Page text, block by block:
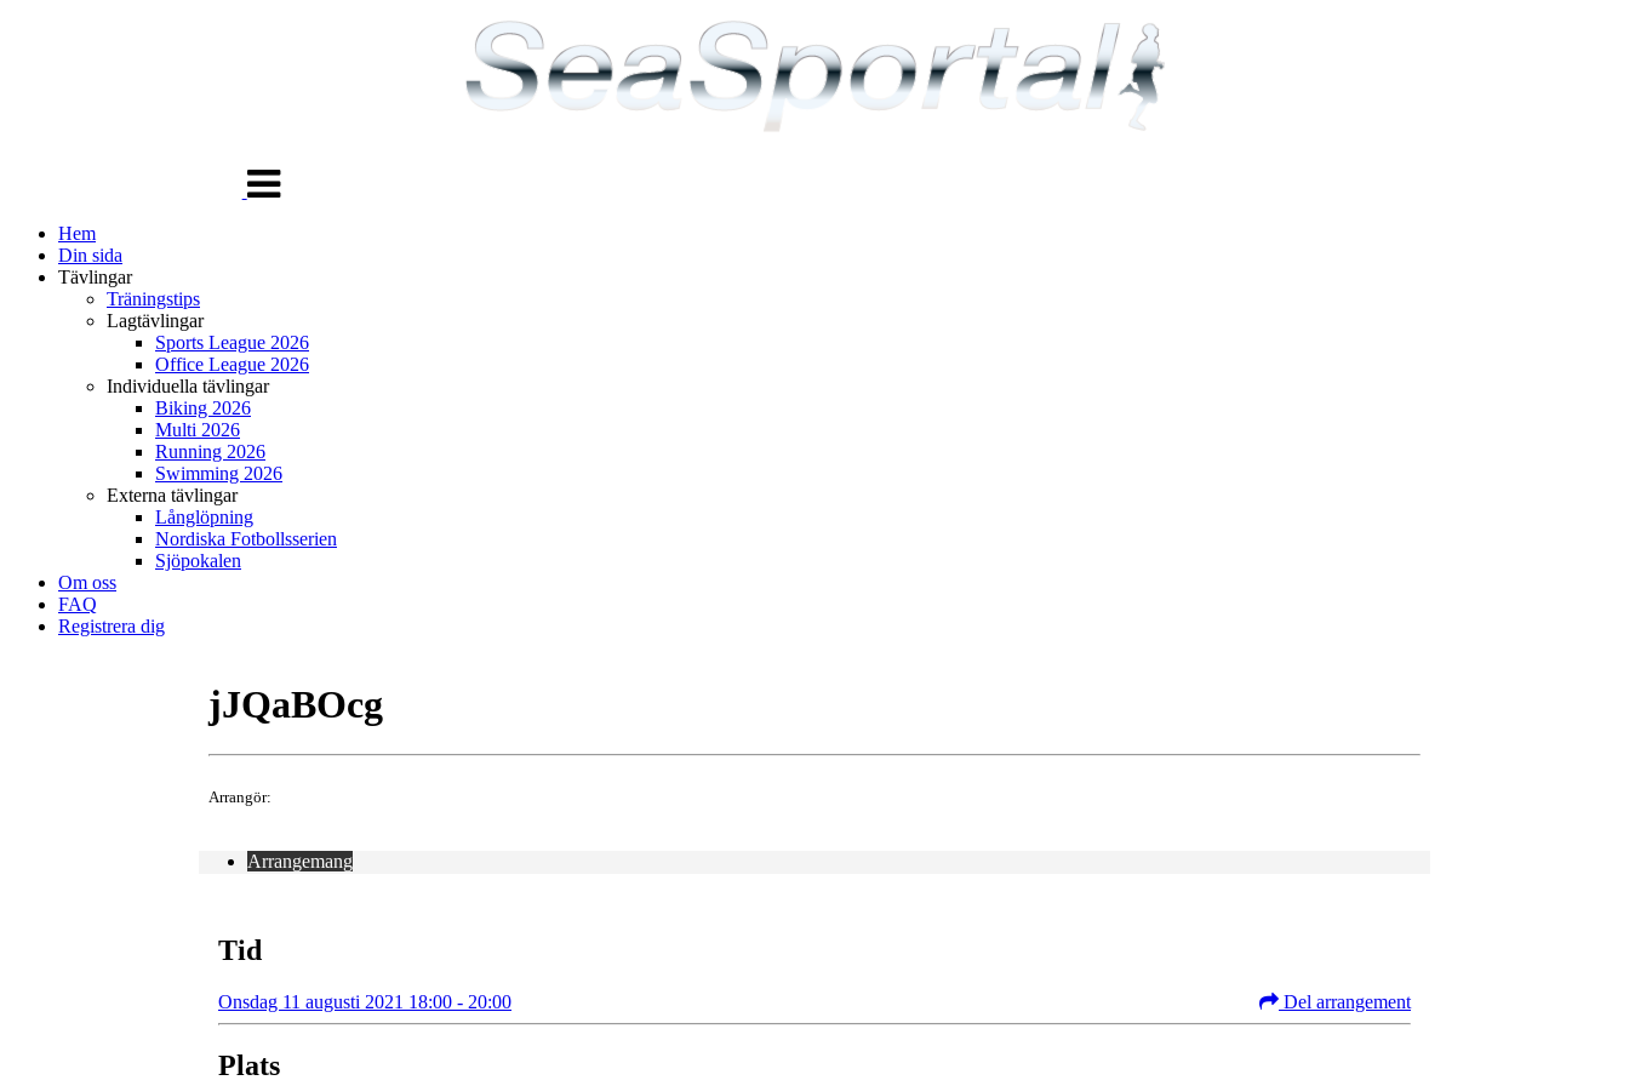
navigering
Hem
Din sida
Tävlingar
Träningstips
Lagtävlingar
Sports League 2026
Office League 2026
Individuella tävlingar
Biking 2026
Multi 2026
Running 2026
Swimming 2026
Externa tävlingar
Långlöpning
Nordiska Fotbollsserien
Sjöpokalen
Om oss
FAQ
Registrera dig
jJQaBOcg
Arrangör:
Arrangemang
Tid
Onsdag 11 augusti 2021 18:00 - 20:00 Del arrangement
Plats